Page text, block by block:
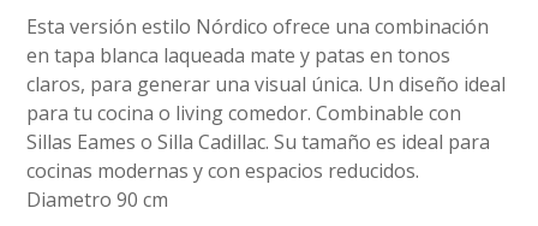
Esta versión estilo Nórdico ofrece una combinación
en tapa blanca laqueada mate y patas en tonos
claros, para generar una visual única. Un diseño ideal
para tu cocina o living comedor. Combinable con
Sillas Eames o Silla Cadillac. Su tamaño es ideal para
cocinas modernas y con espacios reducidos.
Diametro 90 cm